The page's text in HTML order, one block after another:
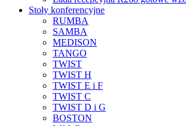
Stoły konferencyjne
RUMBA
SAMBA
MEDISON
TANGO
TWIST
TWIST H
TWIST E i F
TWIST C
TWIST D i G
BOSTON